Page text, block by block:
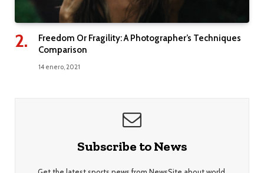
Freedom Or Fragility: A Photographer’s Techniques
Comparison
14 enero, 2021
Subscribe to News